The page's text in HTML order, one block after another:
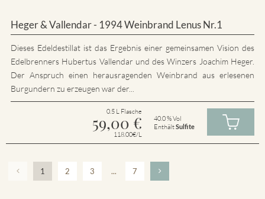
Heger & Vallendar - 1994 Weinbrand Lenus Nr.1
Dieses Edeldestillat ist das Ergebnis einer gemeinsamen Vision des
Edelbrenners Hubertus Vallendar und des Winzers Joachim Heger.
Der Anspruch einen herausragenden Weinbrand aus erlesenen
Burgundern zu erzeugen war der...
0.5 L Flasche
59,00 €
118.00€/L
40.0 % Vol
EnthältSulfite
1 2 3 ... 7